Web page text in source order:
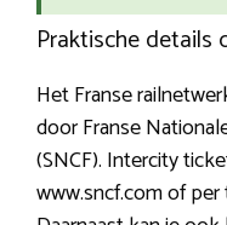
Praktische details
Het Franse
door Franse
(SNCF). Intercity
www.sncf.com of